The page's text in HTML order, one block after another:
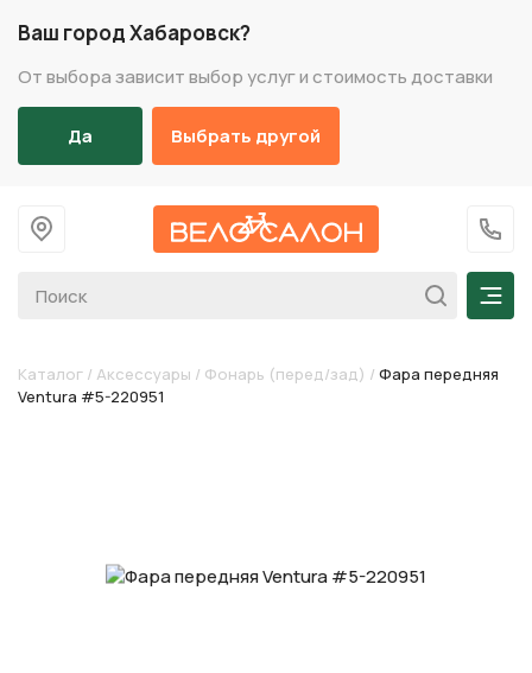
Ваш город Хабаровск?
От выбора зависит выбор услуг и стоимость доставки
Да Выбрать другой
На главную
+7
Каталог / Аксессуары / Фонарь (перед/зад) / Фара передняя
Ventura #5-220951